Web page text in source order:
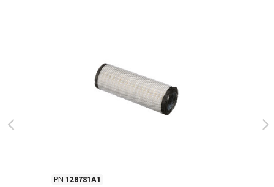
PN 128781A1